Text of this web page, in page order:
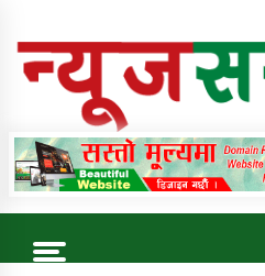
Online News Portal